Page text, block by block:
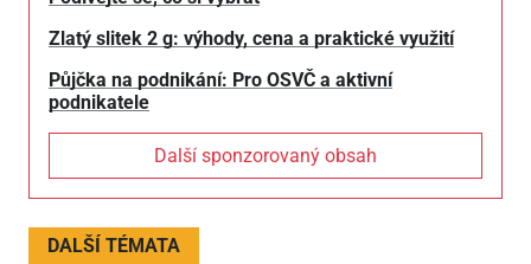
Zlatý slitek 2 g: výhody, cena a praktické využití
Půjčka na podnikání: Pro OSVČ a aktivní
podnikatele
Další sponzorovaný obsah
DALŠÍ TÉMATA